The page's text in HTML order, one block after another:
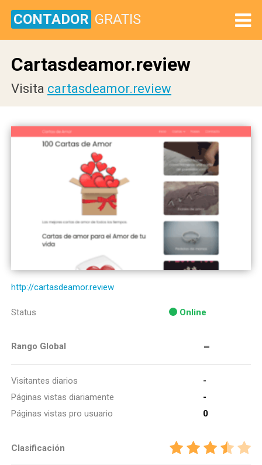
CONTADOR GRATIS
Cartasdeamor.review
Visita cartasdeamor.review
http://cartasdeamor.review
Status Online
Rango Global -
Visitantes diarios
-
Páginas vistas diariamente
-
Páginas vistas pro usuario
0
Clasificación